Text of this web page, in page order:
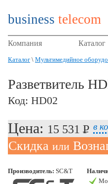
business telecom
Компания Каталог
Каталог \ Мультимедийное
Разветвитель
Код: HD02
Цена: 15 531 PУБ.
в
Скидка или
Производитель: SC&T